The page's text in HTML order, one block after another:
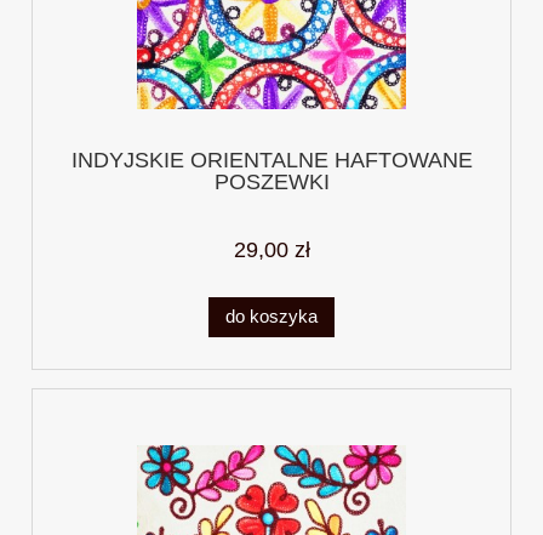
INDYJSKIE ORIENTALNE HAFTOWANE
POSZEWKI
29,00 zł
do koszyka